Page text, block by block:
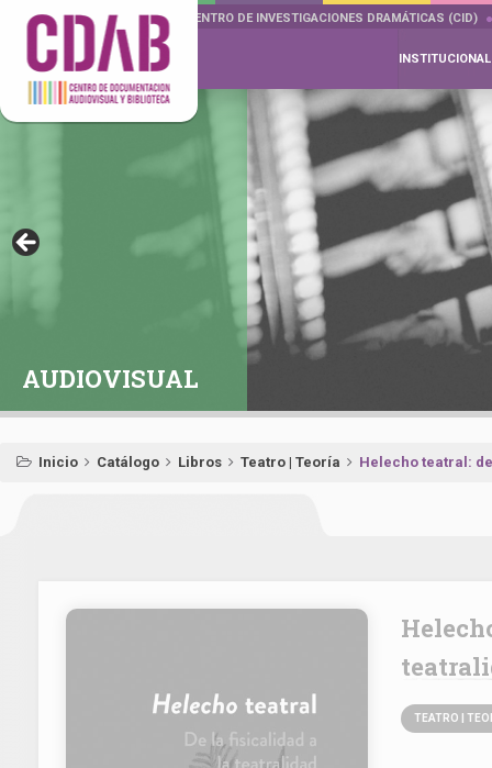
DOCUMENTA DRAMÁTICAS CENTRO DE INVESTIGACIONES DRAMÁTICAS (CID)
INSTITUCIONAL
AUDIOVISUAL
Inicio Catálogo Libros Teatro | Teoría Helecho teatral:
Helecho teatral: de la fisicalidad a la
TEATRO |